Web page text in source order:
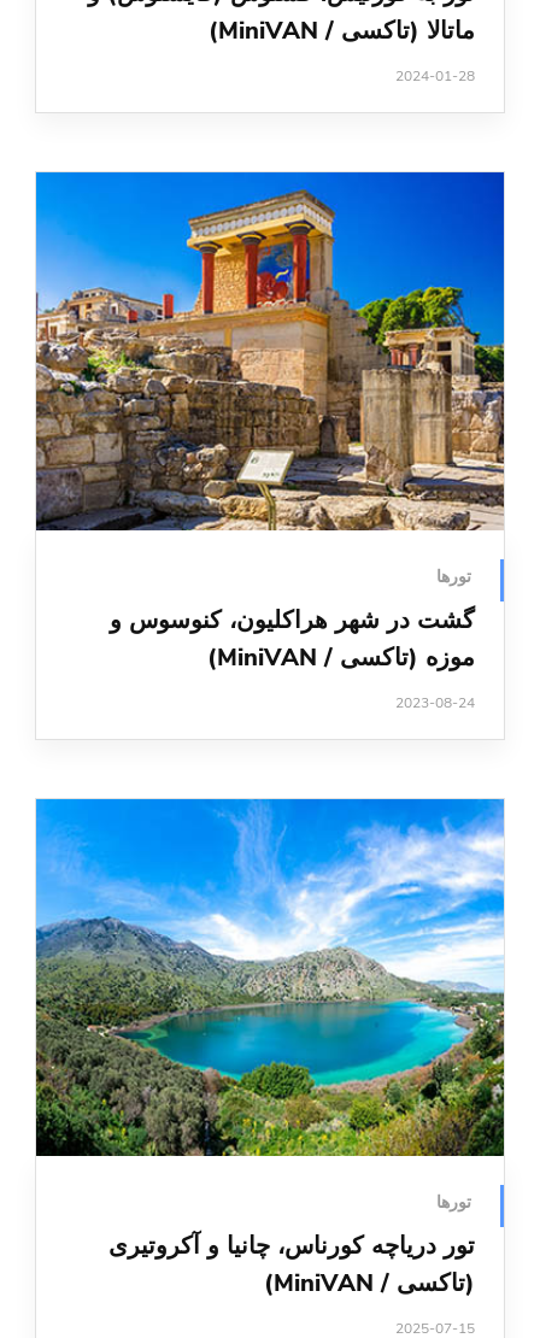
ماتالا (تاکسی / MiniVAN)
2024-01-28
تورها
گشت در شهر هراکلیون، کنوسوس و
موزه (تاکسی / MiniVAN)
2023-08-24
تورها
تور دریاچه کورناس، چانیا و آکروتیری
(تاکسی / MiniVAN)
2025-07-15